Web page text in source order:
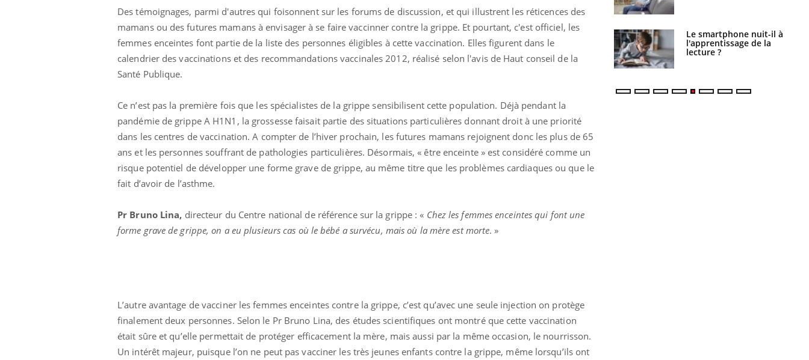
Des témoignages, parmi d'autres qui foisonnent sur les forums de discussion, et qui illustrent les réticences des
mamans ou des futures mamans à envisager à se faire vaccinner contre la grippe. Et pourtant, c'est officiel, les
femmes enceintes font partie de la liste des personnes éligibles à cette vaccination. Elles figurent dans le
calendrier des vaccinations et des recommandations vaccinales 2012, réalisé selon l'avis de Haut conseil de la
Santé Publique.
Ce n’est pas la première fois que les spécialistes de la grippe sensibilisent cette population. Déjà pendant la
pandémie de grippe A H1N1, la grossesse faisait partie des situations particulières donnant droit à une priorité
dans les centres de vaccination. A compter de l’hiver prochain, les futures mamans rejoignent donc les plus de 65
ans et les personnes souffrant de pathologies particulières. Désormais, « être enceinte » est considéré comme un
risque potentiel de développer une forme grave de grippe, au même titre que les problèmes cardiaques ou que le
fait d’avoir de l’asthme.
Pr Bruno Lina, directeur du Centre national de référence sur la grippe : « Chez les femmes enceintes qui font une
forme grave de grippe, on a eu plusieurs cas où le bébé a survécu, mais où la mère est morte. »
L’autre avantage de vacciner les femmes enceintes contre la grippe, c’est qu’avec une seule injection on protège
finalement deux personnes. Selon le Pr Bruno Lina, des études scientifiques ont montré que cette vaccination
était sûre et qu’elle permettait de protéger efficacement la mère, mais aussi par la même occasion, le nourrisson.
Un intérêt majeur, puisque l’on ne peut pas vacciner les très jeunes enfants contre la grippe, même lorsqu’ils ont
France ?
Les médicaments GLP-1
protègent-ils aussi les os
VIH : la fin du comprimé
tous les jours se profile-t-
elle enfin ?
Le Viagra pourrait-il
freiner la propagation du
Le smartphone nuit-il à
l'apprentissage de la
lecture ?